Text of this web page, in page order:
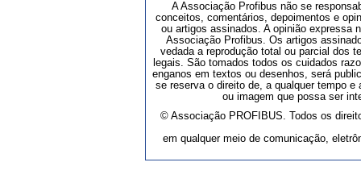
A Associação Profibus não se
conceitos, comentários, depoimentos e
ou artigos assinados. A opinião expressa
Associação Profibus. Os artigos
vedada a reprodução total ou parcial dos
legais. São tomados todos os cuidados
enganos em textos ou desenhos, será
se reserva o direito de, a qualquer tempo
ou imagem que possa ser
© Associação PROFIBUS. Todos os
em qualquer meio de comunicação,